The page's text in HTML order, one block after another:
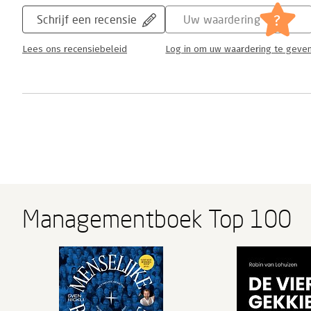
Schrijf een recensie
Lees ons recensiebeleid
Uw waardering ?
Log in om uw waardering te
Managementboek Top 100